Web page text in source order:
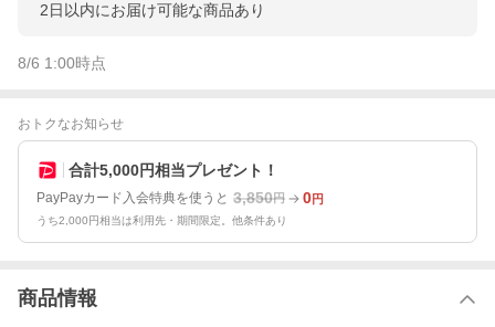
2日以内にお届け可能な商品あり
8/6 1:00時点
おトクなお知らせ
合計5,000円相当プレゼント！
PayPayカード入会特典を使うと 3,850円 0円
うち2,000円相当は利用先・期間限定。他条件あり
商品情報